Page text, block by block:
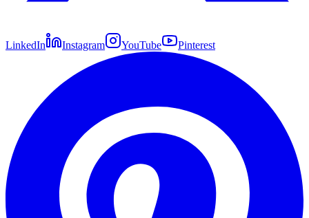
LinkedIn Instagram YouTube Pinterest